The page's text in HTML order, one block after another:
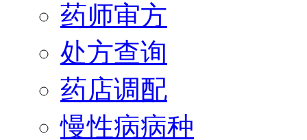
药师审方
处方查询
药店调配
慢性病病种